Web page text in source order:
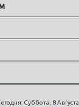
Суббота, 8 Августа